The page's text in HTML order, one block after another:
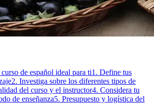
de español ideal para ti1. Define tus
2. Investiga sobre los diferentes tipos de
del curso y el instructor4. Considera tu
de enseñanza5. Presupuesto y logística del